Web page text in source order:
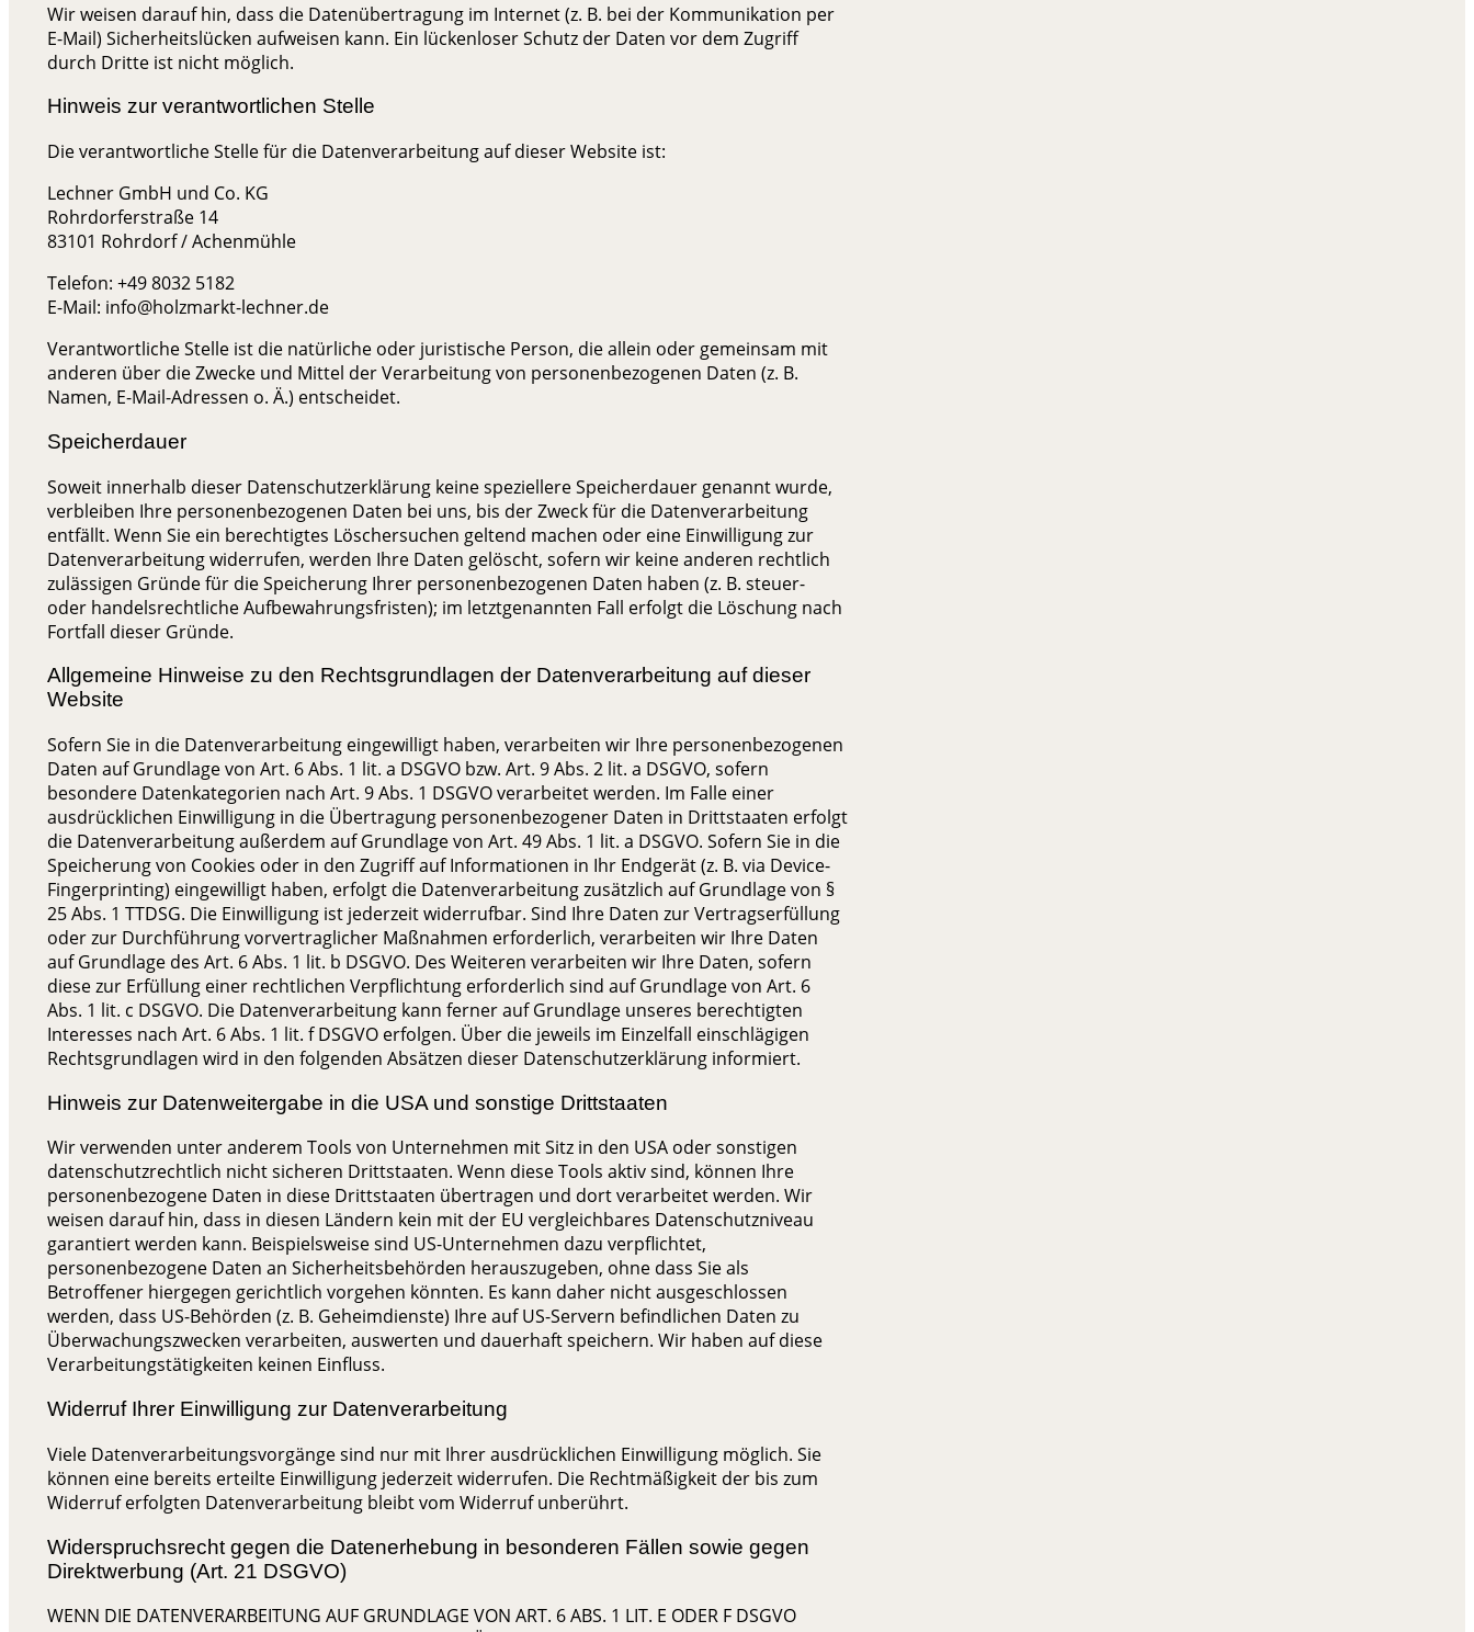
Wir weisen darauf hin, dass die Datenübertragung im Internet (z. B. bei der Kommunikation per
E-Mail) Sicherheitslücken aufweisen kann. Ein lückenloser Schutz der Daten vor dem Zugriff
durch Dritte ist nicht möglich.
Hinweis zur verantwortlichen Stelle
Die verantwortliche Stelle für die Datenverarbeitung auf dieser Website ist:
Lechner GmbH und Co. KG
Rohrdorferstraße 14
83101 Rohrdorf / Achenmühle
Telefon: +49 8032 5182
E-Mail: info@holzmarkt-lechner.de
Verantwortliche Stelle ist die natürliche oder juristische Person, die allein oder gemeinsam mit
anderen über die Zwecke und Mittel der Verarbeitung von personenbezogenen Daten (z. B.
Namen, E-Mail-Adressen o. Ä.) entscheidet.
Speicherdauer
Soweit innerhalb dieser Datenschutzerklärung keine speziellere Speicherdauer genannt wurde,
verbleiben Ihre personenbezogenen Daten bei uns, bis der Zweck für die Datenverarbeitung
entfällt. Wenn Sie ein berechtigtes Löschersuchen geltend machen oder eine Einwilligung zur
Datenverarbeitung widerrufen, werden Ihre Daten gelöscht, sofern wir keine anderen rechtlich
zulässigen Gründe für die Speicherung Ihrer personenbezogenen Daten haben (z. B. steuer-
oder handelsrechtliche Aufbewahrungsfristen); im letztgenannten Fall erfolgt die Löschung nach
Fortfall dieser Gründe.
Allgemeine Hinweise zu den Rechtsgrundlagen der Datenverarbeitung auf dieser
Website
Sofern Sie in die Datenverarbeitung eingewilligt haben, verarbeiten wir Ihre personenbezogenen
Daten auf Grundlage von Art. 6 Abs. 1 lit. a DSGVO bzw. Art. 9 Abs. 2 lit. a DSGVO, sofern
besondere Datenkategorien nach Art. 9 Abs. 1 DSGVO verarbeitet werden. Im Falle einer
ausdrücklichen Einwilligung in die Übertragung personenbezogener Daten in Drittstaaten erfolgt
die Datenverarbeitung außerdem auf Grundlage von Art. 49 Abs. 1 lit. a DSGVO. Sofern Sie in die
Speicherung von Cookies oder in den Zugriff auf Informationen in Ihr Endgerät (z. B. via Device-
Fingerprinting) eingewilligt haben, erfolgt die Datenverarbeitung zusätzlich auf Grundlage von §
25 Abs. 1 TTDSG. Die Einwilligung ist jederzeit widerrufbar. Sind Ihre Daten zur Vertragserfüllung
oder zur Durchführung vorvertraglicher Maßnahmen erforderlich, verarbeiten wir Ihre Daten
auf Grundlage des Art. 6 Abs. 1 lit. b DSGVO. Des Weiteren verarbeiten wir Ihre Daten, sofern
diese zur Erfüllung einer rechtlichen Verpflichtung erforderlich sind auf Grundlage von Art. 6
Abs. 1 lit. c DSGVO. Die Datenverarbeitung kann ferner auf Grundlage unseres berechtigten
Interesses nach Art. 6 Abs. 1 lit. f DSGVO erfolgen. Über die jeweils im Einzelfall einschlägigen
Rechtsgrundlagen wird in den folgenden Absätzen dieser Datenschutzerklärung informiert.
Hinweis zur Datenweitergabe in die USA und sonstige Drittstaaten
Wir verwenden unter anderem Tools von Unternehmen mit Sitz in den USA oder sonstigen
datenschutzrechtlich nicht sicheren Drittstaaten. Wenn diese Tools aktiv sind, können Ihre
personenbezogene Daten in diese Drittstaaten übertragen und dort verarbeitet werden. Wir
weisen darauf hin, dass in diesen Ländern kein mit der EU vergleichbares Datenschutzniveau
garantiert werden kann. Beispielsweise sind US-Unternehmen dazu verpflichtet,
personenbezogene Daten an Sicherheitsbehörden herauszugeben, ohne dass Sie als
Betroffener hiergegen gerichtlich vorgehen könnten. Es kann daher nicht ausgeschlossen
werden, dass US-Behörden (z. B. Geheimdienste) Ihre auf US-Servern befindlichen Daten zu
Überwachungszwecken verarbeiten, auswerten und dauerhaft speichern. Wir haben auf diese
Verarbeitungstätigkeiten keinen Einfluss.
Widerruf Ihrer Einwilligung zur Datenverarbeitung
Viele Datenverarbeitungsvorgänge sind nur mit Ihrer ausdrücklichen Einwilligung möglich. Sie
können eine bereits erteilte Einwilligung jederzeit widerrufen. Die Rechtmäßigkeit der bis zum
Widerruf erfolgten Datenverarbeitung bleibt vom Widerruf unberührt.
Widerspruchsrecht gegen die Datenerhebung in besonderen Fällen sowie gegen
Direktwerbung (Art. 21 DSGVO)
WENN DIE DATENVERARBEITUNG AUF GRUNDLAGE VON ART. 6 ABS. 1 LIT. E ODER F DSGVO